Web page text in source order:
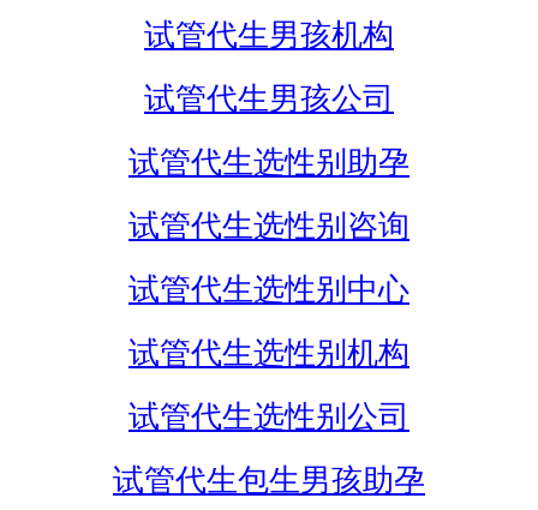
试管代生男孩机构
试管代生男孩公司
试管代生选性别助孕
试管代生选性别咨询
试管代生选性别中心
试管代生选性别机构
试管代生选性别公司
试管代生包生男孩助孕